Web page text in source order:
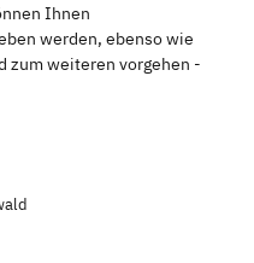
Ihnen
werden, ebenso wie
zum weiteren vorgehen -